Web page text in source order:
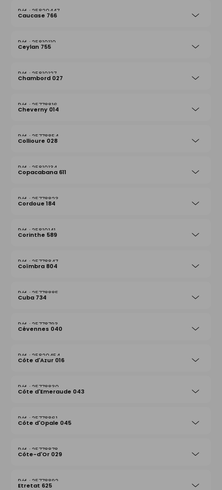
25820447
Caucase 766
25810110
Ceylan 755
25810127
Chambord 027
25778816
Cheverny 014
25778854
Collioure 028
25810134
Copacabana 611
25778823
Cordoue 184
25810141
Corinthe 589
25778847
Coïmbra 804
25778885
Cuba 734
25778793
Cévennes 040
25820454
Côte d'Azur 016
25778830
Côte d'Emeraude 043
25778861
Côte d'Opale 045
25778878
Côte-d'Or 029
25778892
Etretat 625